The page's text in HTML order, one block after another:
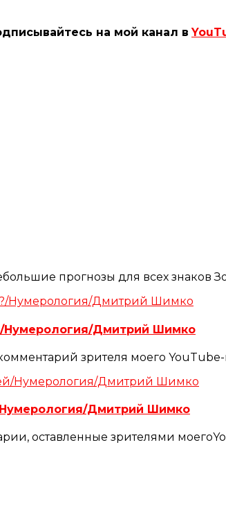
на мой канал в
прогнозы для всех знаков
Нумерология/Дмитрий Шимко
зрителя моего YouTube-
Дмитрий Шимко
оставленные зрителями